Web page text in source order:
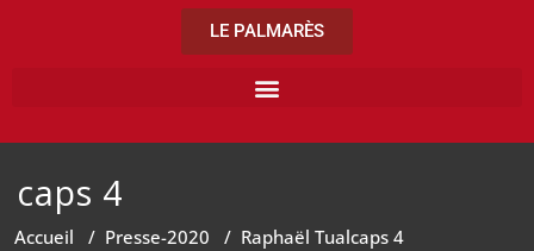
LE PALMARÈS
caps 4
Accueil / Presse-2020 / Raphaël Tualcaps 4